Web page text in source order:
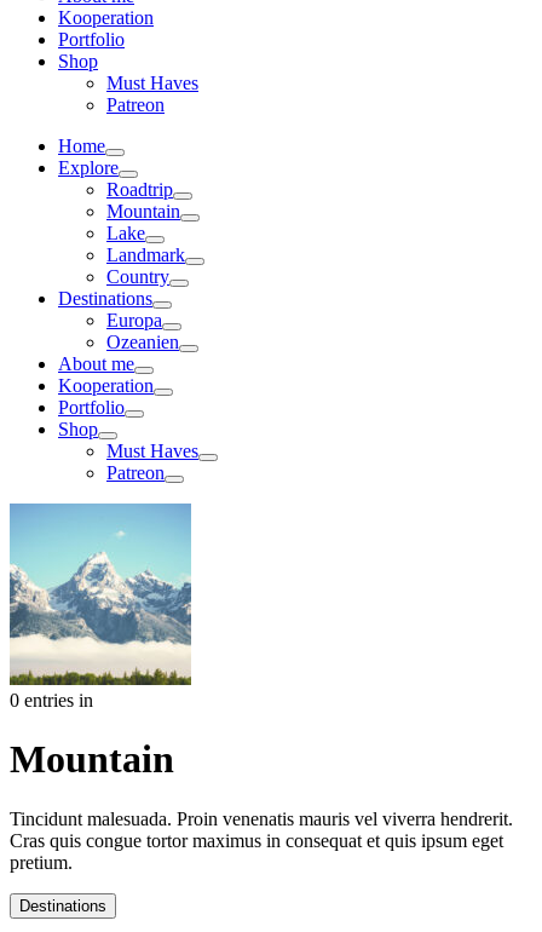
Kooperation
Portfolio
Shop
Must Haves
Patreon
Home
Explore
Roadtrip
Mountain
Lake
Landmark
Country
Destinations
Europa
Ozeanien
About me
Kooperation
Portfolio
Shop
Must Haves
Patreon
0 entries in
Mountain
Tincidunt malesuada. Proin venenatis mauris vel viverra hendrerit.
Cras quis congue tortor maximus in consequat et quis ipsum eget
pretium.
Destinations